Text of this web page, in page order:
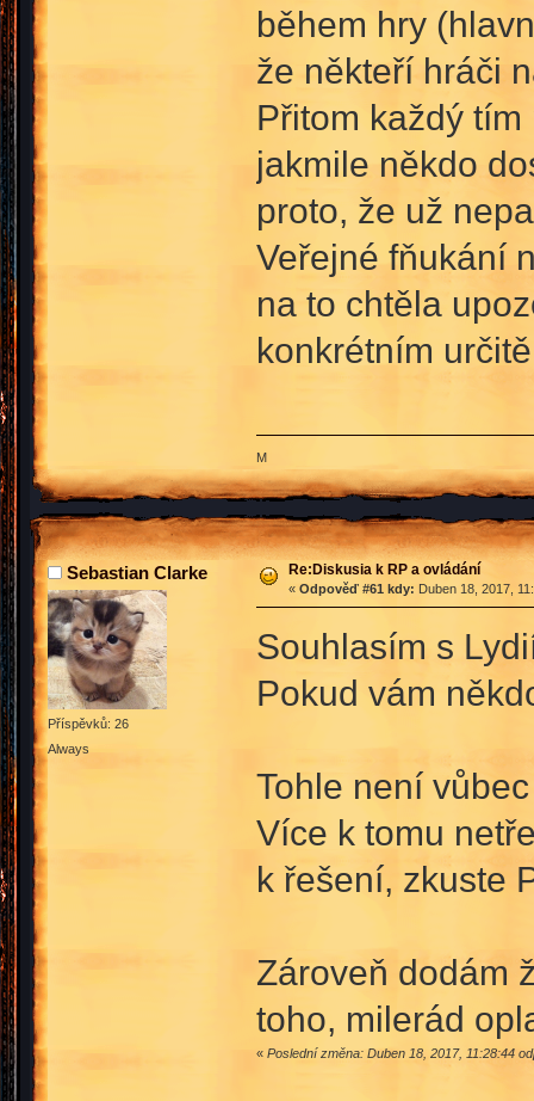
během hry
že někteří hráči
Přitom každý
jakmile někdo
proto, že už
Veřejné fňukání
na to chtěla
konkrétním
M
Sebastian Clarke
Příspěvků: 26
Always
Re:Diskusia k RP a ovládání
« Odpověď #61 kdy: Duben 18, 2017,
Souhlasím s
Pokud vám
Tohle není
Více k tomu
k řešení, zkuste
Zároveň dodám
toho, milerád
« Poslední změna: Duben 18, 2017, 11:28:44